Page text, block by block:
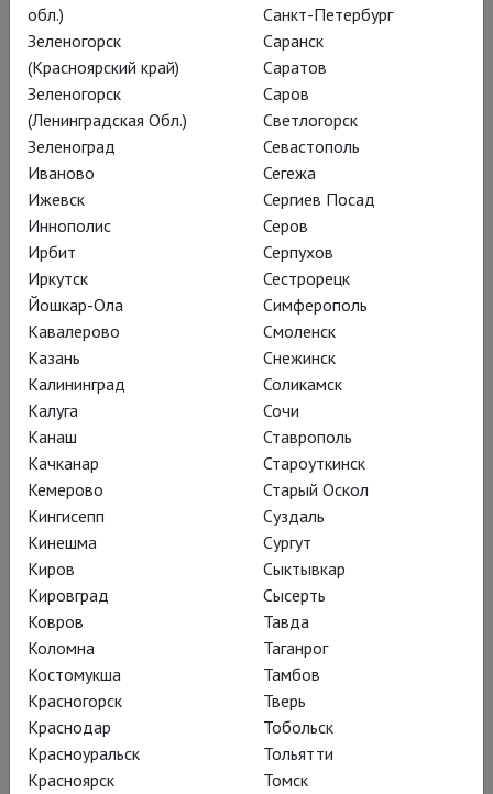
воссоздания древнего
Кёльна, оправдав все
плотские и религиозные
страсти-мордасти
действия локацией:
сумасшедший дом.
«Мефистофель хватает мальчишку и
целиком съедает
» – одна из самых
невинных строк либретто
«Огненного ангела», оперы Сергея
Прокофьева по мотивам
обл.)
Зеленогорск
(Красноярский край)
Зеленогорск
(Ленинградская Обл.)
Зеленоград
Иваново
Ижевск
Иннополис
Ирбит
Иркутск
Йошкар-Ола
Кавалерово
Казань
Калининград
Калуга
Канаш
Качканар
Кемерово
Кингисепп
Кинешма
Киров
Кировград
Ковров
Коломна
Костомукша
Красногорск
Краснодар
Красноуральск
Красноярск
Санкт-Петербург
Саранск
Саратов
Саров
Светлогорск
Севастополь
Сегежа
Сергиев Посад
Серов
Серпухов
Сестрорецк
Симферополь
Смоленск
Снежинск
Соликамск
Сочи
Ставрополь
Староуткинск
Старый Оскол
Суздаль
Сургут
Сыктывкар
Сысерть
Тавда
Таганрог
Тамбов
Тверь
Тобольск
Тольятти
Томск